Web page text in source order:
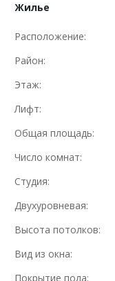
Жилье
Расположение:
Район:
Этаж:
Лифт:
Общая площадь:
Число комнат:
Студия:
Двухуровневая:
Высота потолков:
Вид из окна:
Покрытие пола: